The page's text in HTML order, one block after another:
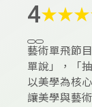
4★★★
藝術單飛節
單說」，「
以美學為核
讓美學與藝